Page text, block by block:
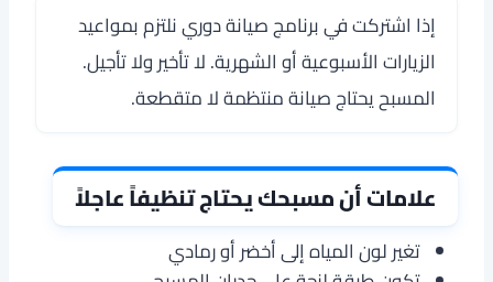
إذا اشتركت في برنامج صيانة دوري نلتزم بمواعيد
الزيارات الأسبوعية أو الشهرية. لا تأخير ولا تأجيل.
المسبح يحتاج صيانة منتظمة لا متقطعة.
علامات أن مسبحك يحتاج تنظيفاً عاجلاً
تغير لون المياه إلى أخضر أو رمادي